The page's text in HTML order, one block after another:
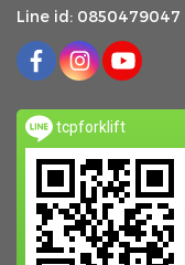
Line id: 0850479047
tcpforklift